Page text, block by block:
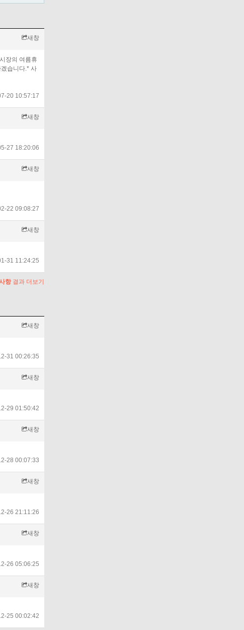
새창
장의 여름휴
습니다.* 사
20 10:57:17
새창
27 18:20:06
새창
22 09:08:27
새창
31 11:24:25
항결과 더보기
새창
31 00:26:35
새창
29 01:50:42
새창
28 00:07:33
새창
26 21:11:26
새창
26 05:06:25
새창
25 00:02:42